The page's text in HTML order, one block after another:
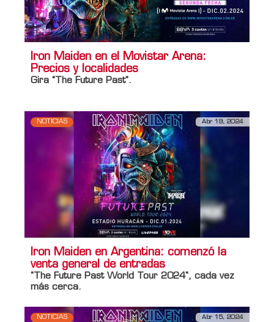
Iron Maiden en el Movistar Arena:
Precios y localidades
Gira “The Future Past”.
NOTICIAS Abr 19, 2024
Iron Maiden en Argentina: comenzó la
venta general de entradas
"The Future Past World Tour 2024", cada vez
más cerca.
NOTICIAS Abr 15, 2024